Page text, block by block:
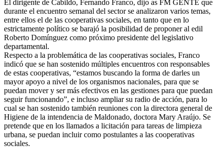
El dirigente de Cabildo, Fernando Franco, dijo as FM GENTE que
durante el encuentro semanal del sector se analizaron varios temas,
entre ellos el de las cooperativas sociales, en tanto que en lo
estrictamente político se barajó la posibilidad de proponer al edil
Roberto Domínguez como próximo presidente del legislativo
departamental.
Respecto a la problemática de las cooperativas sociales, Franco
indicó que se han sostenido múltiples encuentros con responsables
de estas cooperativas, “estamos buscando la forma de darles un
mayor apoyo a nivel de los organismos nacionales, para que se
puedan mover y ser más efectivos en las gestiones para que puedan
seguir funcionando”, e incluso ampliar su radio de acción, para lo
cual se han sostenido también reuniones con la directora general de
Higiene de la intendencia de Maldonado, doctora Mary Araújo. Se
pretende que en los llamados a licitación para tareas de limpieza
urbana, se puedan incluir como postulantes a las cooperativas
sociales.